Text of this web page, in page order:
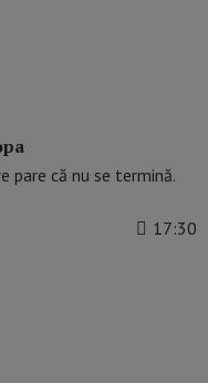
pare că nu se termină.
17:30